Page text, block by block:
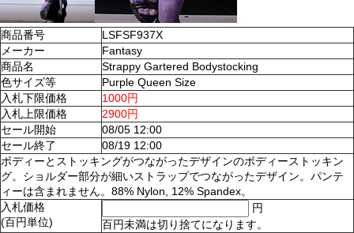
商品番号
LSFSF937X
メーカー
Fantasy
商品名
Strappy Gartered Bodystocking
色サイズ等
Purple Queen Size
入札下限価格
1000円
入札上限価格
2900円
セール開始
08/05 12:00
セール終了
08/19 12:00
ボディーとストッキングがつながったデザインのボディーストッキン
グ。ショルダー部分が細いストラップでつながったデザイン。パンテ
ィーは含まれません。88% Nylon, 12% Spandex。
入札価格
(百円単位)
円
百円未満は切り捨てになります。